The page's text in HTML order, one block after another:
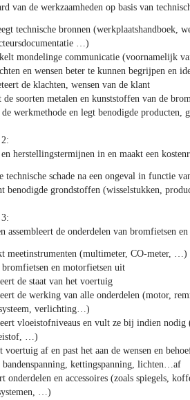
van de werkzaamheden op basis van
technische bronnen (werkplaatshandboek,
…)
mondelinge communicatie (voornamelijk
en wensen beter te kunnen begrijpen en
de klachten, wensen van de klant
de soorten metalen en kunststoffen van de
werkmethode en legt benodigde producten,
en herstellingstermijnen in en maakt een
technische schade na een ongeval in functie
benodigde grondstoffen (wisselstukken,
assembleert de onderdelen van bromfietsen
meetinstrumenten (multimeter, CO-meter, …)
bromfietsen en motorfietsen uit
de staat van het voertuig
de werking van alle onderdelen (motor,
verlichting…)
vloeistofniveaus en vult ze bij indien
…)
voertuig af en past het aan de wensen en
bandenspanning, kettingspanning, lichten…af
onderdelen en accessoires (zoals spiegels,
…)